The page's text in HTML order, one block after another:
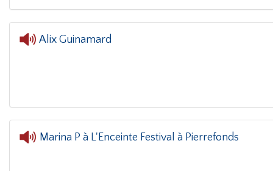
Alix Guinamard
Marina P à L'Enceinte Festival à Pierrefonds